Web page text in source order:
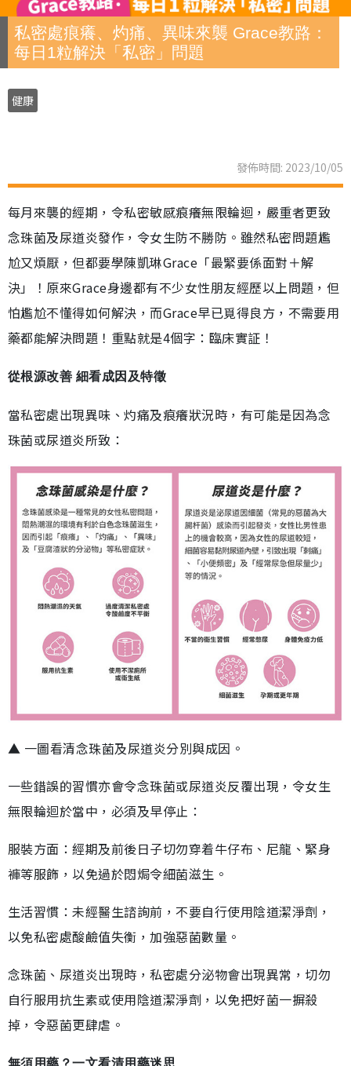
私密處痕癢、灼痛、異味來襲 Grace教路：
每日1粒解決「私密」問題
健康
發佈時間: 2023/10/05
每月來襲的經期，令私密敏感痕癢無限輪迴，嚴重者更致
念珠菌及尿道炎發作，令女生防不勝防。雖然私密問題尷
尬又煩厭，但都要學陳凱琳Grace「最緊要係面對＋解
決」！原來Grace身邊都有不少女性朋友經歷以上問題，但
怕尷尬不懂得如何解決，而Grace早已覓得良方，不需要用
藥都能解決問題！重點就是4個字：臨床實証！
從根源改善 細看成因及特徵
當私密處出現異味、灼痛及痕癢狀況時，有可能是因為念
珠菌或尿道炎所致：
▲ 一圖看清念珠菌及尿道炎分別與成因。
一些錯誤的習慣亦會令念珠菌或尿道炎反覆出現，令女生
無限輪迴於當中，必須及早停止：
服裝方面：經期及前後日子切勿穿着牛仔布、尼龍、緊身
褲等服飾，以免過於悶焗令細菌滋生。
生活習慣：未經醫生諮詢前，不要自行使用陰道潔淨劑，
以免私密處酸鹼值失衡，加強惡菌數量。
念珠菌、尿道炎出現時，私密處分泌物會出現異常，切勿
自行服用抗生素或使用陰道潔淨劑，以免把好菌一摒殺
掉，令惡菌更肆虐。
無須用藥？一文看清用藥迷思